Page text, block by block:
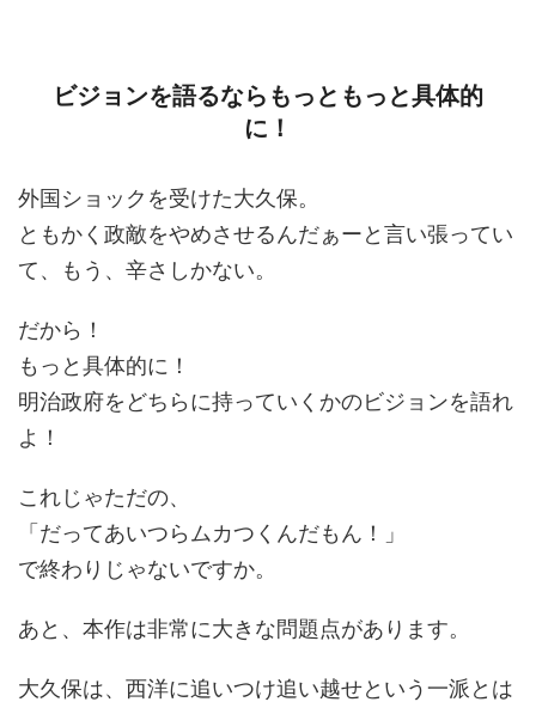
ビジョンを語るならもっともっと具体的
に！
外国ショックを受けた大久保。
ともかく政敵をやめさせるんだぁーと言い張ってい
て、もう、辛さしかない。
だから！
もっと具体的に！
明治政府をどちらに持っていくかのビジョンを語れ
よ！
これじゃただの、
「だってあいつらムカつくんだもん！」
で終わりじゃないですか。
あと、本作は非常に大きな問題点があります。
大久保は、西洋に追いつけ追い越せという一派とは